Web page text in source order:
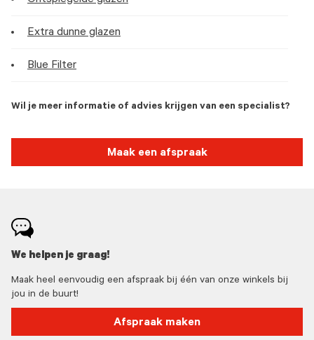
Extra dunne glazen
Blue Filter
Wil je meer informatie of advies krijgen van een specialist?
Maak een afspraak
We helpen je graag!
Maak heel eenvoudig een afspraak bij één van onze winkels bij
jou in de buurt!
Afspraak maken